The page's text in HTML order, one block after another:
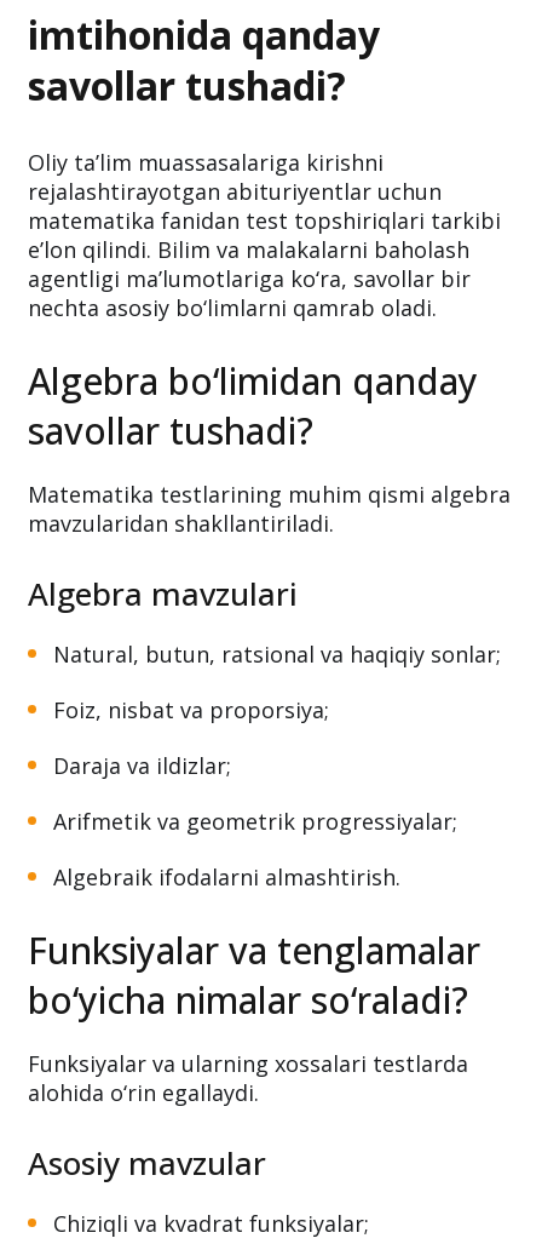
imtihonida qanday
savollar tushadi?
Oliy ta’lim muassasalariga kirishni
rejalashtirayotgan abituriyentlar uchun
matematika fanidan test topshiriqlari tarkibi
e’lon qilindi. Bilim va malakalarni baholash
agentligi ma’lumotlariga ko‘ra, savollar bir
nechta asosiy bo‘limlarni qamrab oladi.
Algebra bo‘limidan qanday
savollar tushadi?
Matematika testlarining muhim qismi algebra
mavzularidan shakllantiriladi.
Algebra mavzulari
Natural, butun, ratsional va haqiqiy sonlar;
Foiz, nisbat va proporsiya;
Daraja va ildizlar;
Arifmetik va geometrik progressiyalar;
Algebraik ifodalarni almashtirish.
Funksiyalar va tenglamalar
bo‘yicha nimalar so‘raladi?
Funksiyalar va ularning xossalari testlarda
alohida o‘rin egallaydi.
Asosiy mavzular
Chiziqli va kvadrat funksiyalar;